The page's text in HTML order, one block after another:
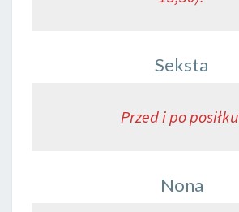
Seksta
Przed i po posiłku
Nona